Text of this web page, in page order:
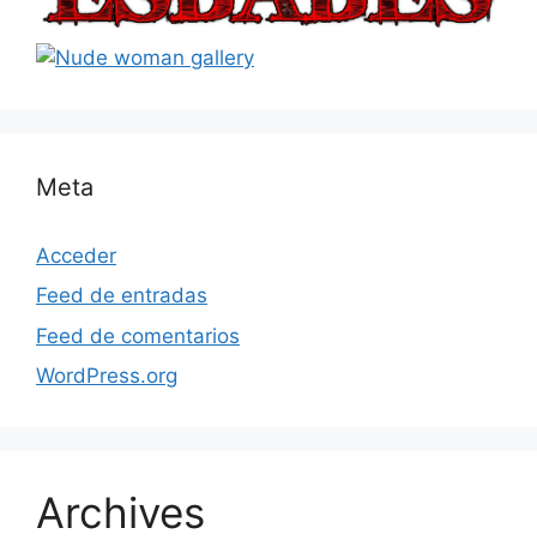
Meta
Acceder
Feed de entradas
Feed de comentarios
WordPress.org
Archives